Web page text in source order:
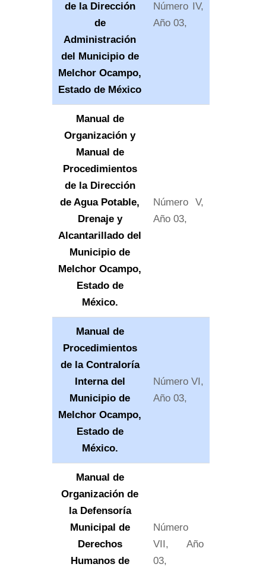
de la Dirección
de
Administración
del Municipio de
Melchor Ocampo,
Estado de México
Número IV,
Año 03,
Manual de
Organización y
Manual de
Procedimientos
de la Dirección
de Agua Potable,
Drenaje y
Alcantarillado del
Municipio de
Melchor Ocampo,
Estado de
México.
Número V,
Año 03,
Manual de
Procedimientos
de la Contraloría
Interna del
Municipio de
Melchor Ocampo,
Estado de
México.
Número VI,
Año 03,
Manual de
Organización de
la Defensoría
Municipal de
Derechos
Humanos de
Número
VII, Año
03,